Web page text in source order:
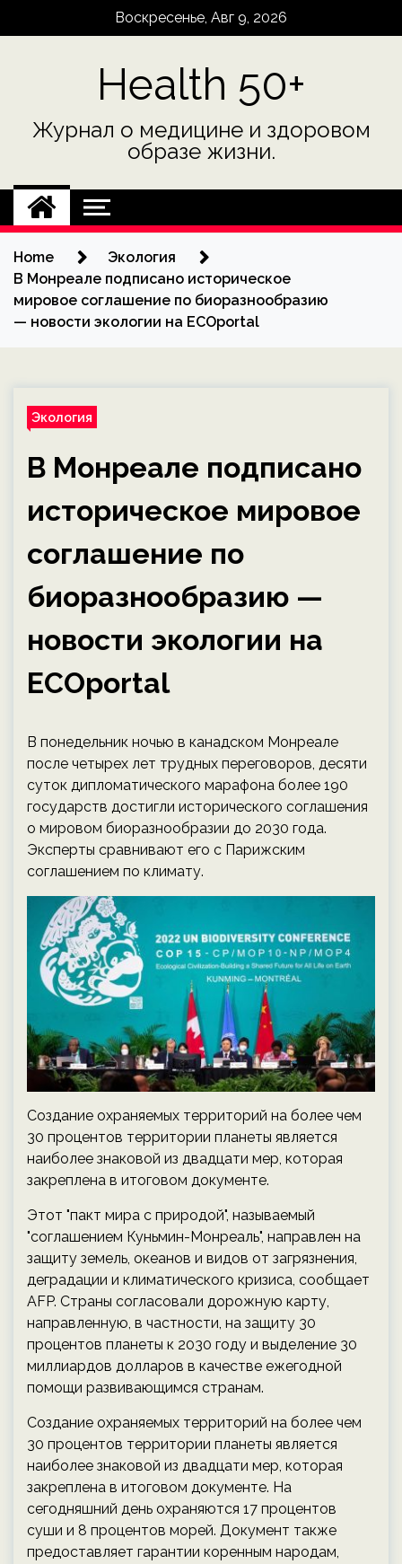
Воскресенье, Авг 9, 2026
Health 50+
Журнал о медицине и здоровом
образе жизни.
Home
Экология
В Монреале подписано историческое
мировое соглашение по биоразнообразию
— новости экологии на ECOportal
Экология
В Монреале подписано
историческое мировое
соглашение по
биоразнообразию —
новости экологии на
ECOportal
В понедельник ночью в канадском Монреале
после четырех лет трудных переговоров, десяти
суток дипломатического марафона более 190
государств достигли исторического соглашения
о мировом биоразнообразии до 2030 года.
Эксперты сравнивают его с Парижским
соглашением по климату.
Создание охраняемых территорий на более чем
30 процентов территории планеты является
наиболее знаковой из двадцати мер, которая
закреплена в итоговом документе.
Этот "пакт мира с природой", называемый
"соглашением Куньмин-Монреаль", направлен на
защиту земель, океанов и видов от загрязнения,
деградации и климатического кризиса, сообщает
AFP. Страны согласовали дорожную карту,
направленную, в частности, на защиту 30
процентов планеты к 2030 году и выделение 30
миллиардов долларов в качестве ежегодной
помощи развивающимся странам.
Создание охраняемых территорий на более чем
30 процентов территории планеты является
наиболее знаковой из двадцати мер, которая
закреплена в итоговом документе. На
сегодняшний день охраняются 17 процентов
суши и 8 процентов морей. Документ также
предоставляет гарантии коренным народам,